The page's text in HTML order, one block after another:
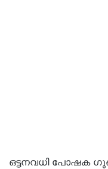
ഒട്ടനവധി പോഷക